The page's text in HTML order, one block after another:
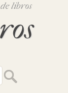
libros